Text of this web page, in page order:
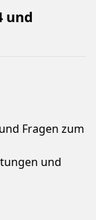
und
Fragen zum
und